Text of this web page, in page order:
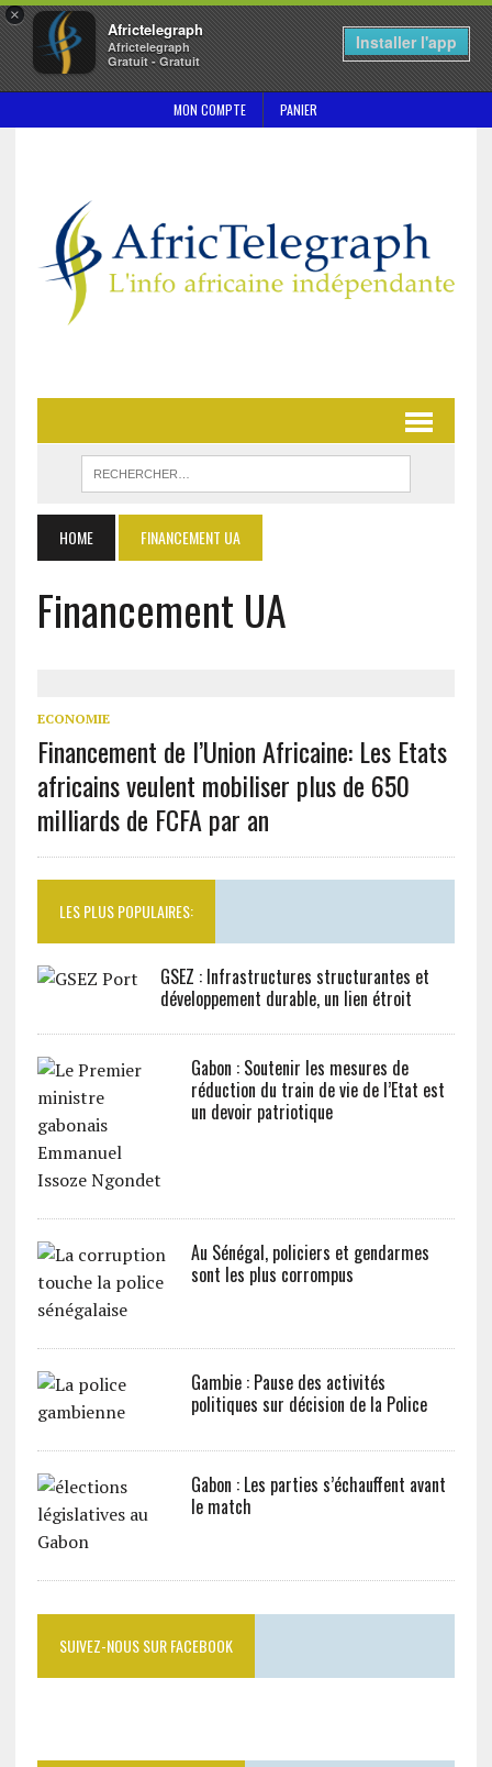
×
Africtelegraph
Africtelegraph
Gratuit - Gratuit
Installer l'app
MON COMPTE PANIER
HOME FINANCEMENT UA
Financement UA
ECONOMIE
Financement de l’Union Africaine: Les Etats
africains veulent mobiliser plus de 650
milliards de FCFA par an
LES PLUS POPULAIRES:
GSEZ : Infrastructures structurantes et
développement durable, un lien étroit
Gabon : Soutenir les mesures de
réduction du train de vie de l’Etat est
un devoir patriotique
Au Sénégal, policiers et gendarmes
sont les plus corrompus
Gambie : Pause des activités
politiques sur décision de la Police
Gabon : Les parties s’échauffent avant
le match
SUIVEZ-NOUS SUR FACEBOOK